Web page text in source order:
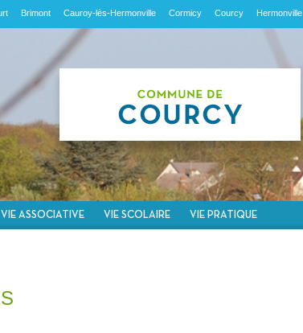
VIE ASSOCIATIVE VIE SCOLAIRE VIE PRATIQUE
Brimont Cauroy-lès-Hermonville Cormicy Courcy Hermonville